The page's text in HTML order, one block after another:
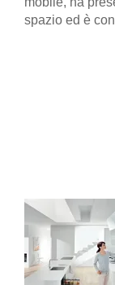
spazio ed è